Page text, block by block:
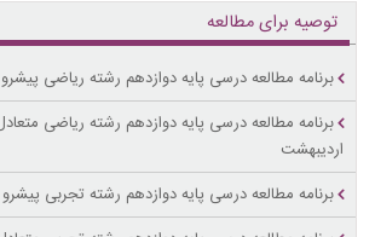
توصیه برای مطالعه
برنامه مطالعه درسی پایه دوازدهم رشته ریاضی پیشرو 18 الی 24 اردیبهشت
اردیبهشت
برنامه مطالعه درسی پایه دوازدهم رشته تجربی پیشرو 18 الی 24 اردیبهشت